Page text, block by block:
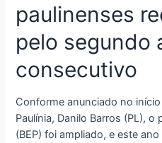
paulinenses
pelo segundo
consecutivo
Conforme anunciado no
Paulínia, Danilo Barros (PL),
(BEP) foi ampliado, e este